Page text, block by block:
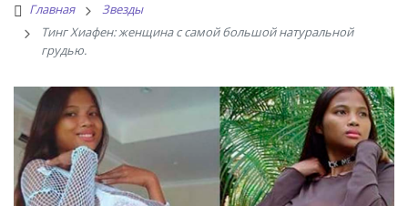
Главная
Звезды
Тинг Хиафен: женщина с самой большой натуральной
грудью.